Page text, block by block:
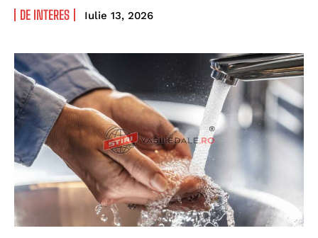
DE INTERES Iulie 13, 2026